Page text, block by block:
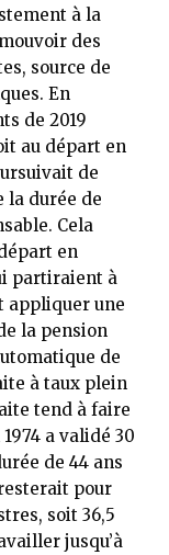
à la
des
source de
En
de 2019
au départ en
de
la durée de
Cela
en
partiraient à
appliquer une
la pension
de
à taux plein
tend à faire
a validé 30
de 44 ans
pour
soit 36,5
jusqu’à